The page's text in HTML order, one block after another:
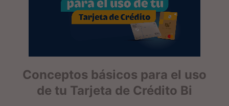
Conceptos básicos para el uso
de tu Tarjeta de Crédito Bi